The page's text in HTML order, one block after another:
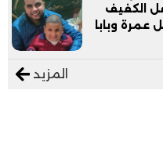
الكفيف
عمرة وبابا
المزيد